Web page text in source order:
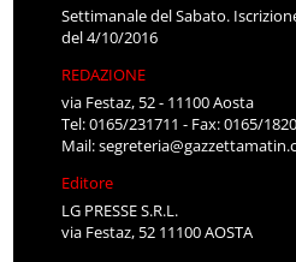
Settimanale del Sabato.
del 4/10/2016
REDAZIONE
via Festaz, 52 - 11100 Aosta
Tel: 0165/231711 - Fax: 0165/
Mail:
Editore
LG PRESSE S.R.L.
via Festaz, 52 11100 AOSTA